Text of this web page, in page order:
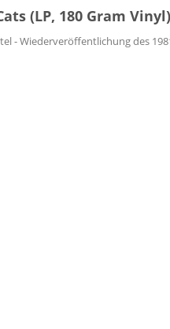
(LP, 180 Gram Vinyl)
- Wiederveröffentlichung des